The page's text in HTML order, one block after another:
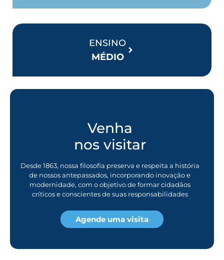
ENSINO
MÉDIO
Venha
nos visitar
Desde 1863, nossa filosofia preserva e respeita a história
de nossos antepassados, incorporando inovação e
modernidade, com o objetivo de formar cidadãos
críticos e conscientes de suas responsabilidades
Agende uma visita